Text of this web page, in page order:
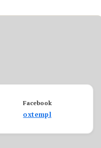
Facebook
oxtempl